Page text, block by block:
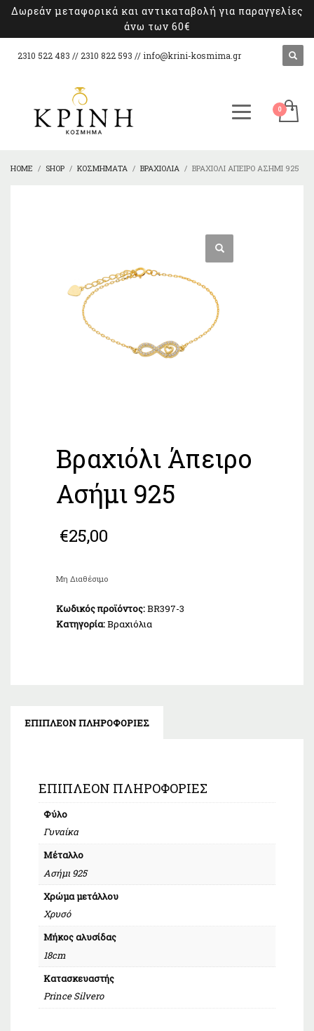
Δωρεάν μεταφορικά και αντικαταβολή για παραγγελίες
άνω των 60€
2310 522 483 // 2310 822 593 // info@krini-kosmima.gr
HOME SHOP ΚΟΣΜΉΜΑΤΑ ΒΡΑΧΙΌΛΙΑ ΒΡΑΧΙΌΛΙ ΆΠΕΙΡΟ ΑΣΉΜΙ 925
Βραχιόλι Άπειρο
Ασήμι 925
€25,00
Μη Διαθέσιμο
Κωδικός προϊόντος:BR397-3
Κατηγορία:Βραχιόλια
ΕΠΙΠΛΈΟΝ ΠΛΗΡΟΦΟΡΊΕΣ
ΕΠΙΠΛΈΟΝ ΠΛΗΡΟΦΟΡΊΕΣ
Φύλο
Γυναίκα
Μέταλλο
Ασήμι 925
Χρώμα μετάλλου
Χρυσό
Μήκος αλυσίδας
18cm
Κατασκευαστής
Prince Silvero